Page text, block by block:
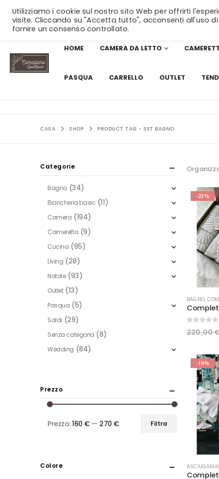
HOME CAMERA DA LETTO
PASQUA CARRELLO OUTLET
CASA SHOP PRODUCT TAG - SET BAGNO
-23%
BAGNO,
220,00
-19%
Categorie
Bagno (34)
Biancheria basic (11)
Camera (194)
Cameretta (9)
Cucina (95)
Living (28)
Natale (93)
Outlet (13)
Pasqua (5)
Saldi (29)
Senza categoria (8)
Wedding (84)
Prezzo
Filtra
Prezzo:160 €— 270 €
Colore
Utilizziamo i cookie sul nostro sito Web per offrirti
visite. Cliccando su "Accetta tutto", acconsenti all'uso
fornire un consenso controllato.